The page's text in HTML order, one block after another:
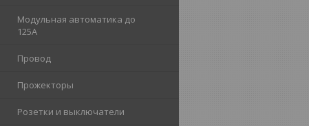
Модульная автоматика до
125А
Провод
Прожекторы
Розетки и выключатели